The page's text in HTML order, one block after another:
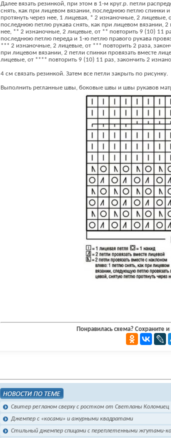
Далее вязать резинкой, при этом в 1-м круг.р. петли
снять, как при лицевом вязании, последнюю петлю спинки
протянуть через нее, 1 лицевая, * 2 изнаночные, 2
последнюю петлю рукава снять, как при лицевом вязании, 2
нее, ** 2 изнаночные, 2 лицевые, от ** повторить 9 (10) 11
последнюю петлю переда и 1-ю петлю правого рукава
*** 2 изнаночные, 2 лицевые, от *** повторить 2 раза,
при лицевом вязании, 2 петли спинки провязать вместе
лицевые, от **** повторить 9 (10) 11 раз, закончить 2
4 см связать резинкой. Затем все петли закрыть по рисунку.
Выполнить регланные швы, боковые швы и швы рукавов
Понравилась схема? Сохраните
Свитер регланом сверху с ростком от Светланы Коломиец
Джемпер с «косами» и ажурными квадратами
Стильный джемпер спицами с переплетенными жгутами-